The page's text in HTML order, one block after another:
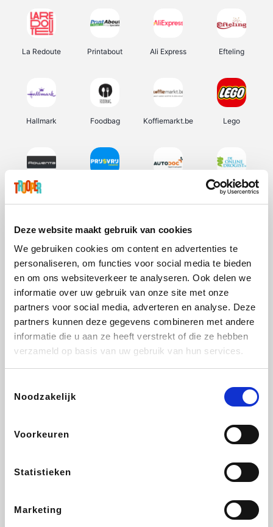
Deze website maakt gebruik van cookies
We gebruiken cookies om content en advertenties te
personaliseren, om functies voor social media te bieden
en om ons websiteverkeer te analyseren. Ook delen we
informatie over uw gebruik van onze site met onze
partners voor social media, adverteren en analyse. Deze
partners kunnen deze gegevens combineren met andere
informatie die u aan ze heeft verstrekt of die ze hebben
verzameld op basis van uw gebruik van hun services.
Noodzakelijk
Voorkeuren
Statistieken
Marketing
La Redoute Printabout Ali Express Efteling
Hallmark Foodbag Koffiemarkt.be Lego
Rowenta De Online Drogist
Vidaxl Lampenlicht.be Plopsa
Adidas
DectDirect
Ibood SupraBazar